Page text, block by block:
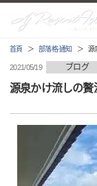
首頁 部落格·通知 源
2021/05/19 ブログ
源泉かけ流しの